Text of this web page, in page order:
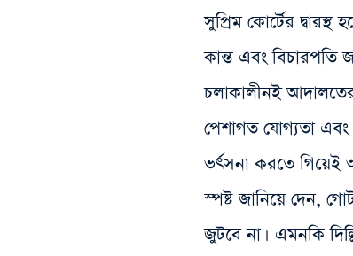
সুপ্রিম কোর্টের
কান্ত এবং বিচারপতি
চলাকালীনই
পেশাগত যোগ্যতা এবং
ভর্ৎসনা করতে গিয়েই
স্পষ্ট জানিয়ে দেন,
জুটবে না। এমনকি